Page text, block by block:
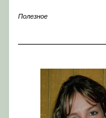
Полезное